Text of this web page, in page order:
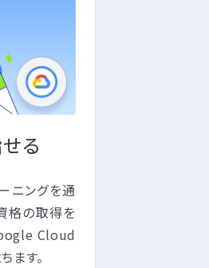
る
ニングを通
格の取得を
Cloud
ます。